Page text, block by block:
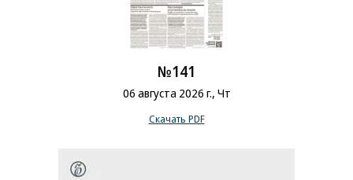
№141
06 августа 2026 г., Чт
Скачать PDF